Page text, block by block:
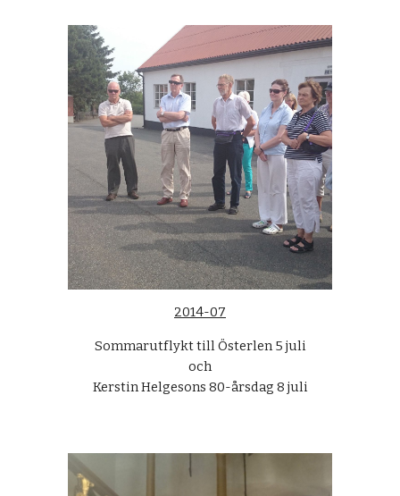
2014-07
Sommarutflykt till Österlen 5 juli
och
Kerstin Helgesons 80-årsdag 8 juli